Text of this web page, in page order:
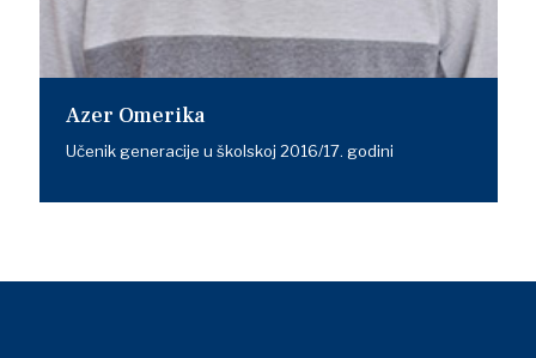
Azer Omerika
Učenik generacije u školskoj 2016/17. godini